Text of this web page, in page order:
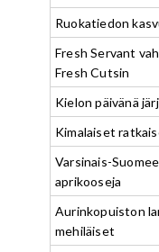
Ruokatiedon
Fresh Servant
Fresh Cutsin
Kielon päivänä
Kimalaiset
Varsinais-
aprikooseja
Aurinkopuiston
mehiläiset